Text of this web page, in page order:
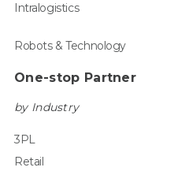
Intralogistics
Robots & Technology
One-stop Partner
by Industry
3PL
Retail